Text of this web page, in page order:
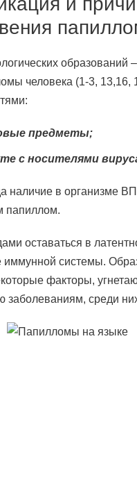
образований
человека (1-3, 13,16,
предметы;
с носителями
наличие в организме
папиллом.
оставаться в
иммунной системы.
факторы,
заболеваниям, среди